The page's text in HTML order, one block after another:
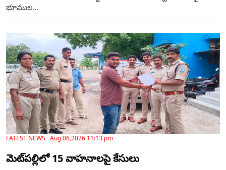
భూముల...
LATEST NEWS Aug 06,2026 11:13 pm
మెట్‌పల్లిలో 15 వాహనాలపై కేసులు